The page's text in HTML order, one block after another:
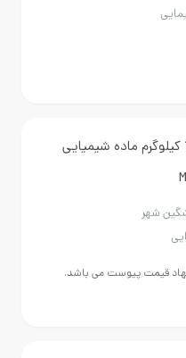
کیلوگرم ماده شیمیایی
پیوست می باشد.